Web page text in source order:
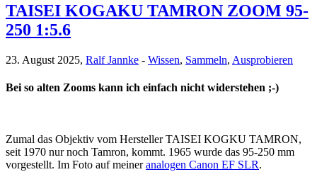
TAISEI KOGAKU TAMRON ZOOM 95-
250 1:5.6
23. August 2025, Ralf Jannke - Wissen, Sammeln, Ausprobieren
Bei so alten Zooms kann ich einfach nicht widerstehen ;-)
Zumal das Objektiv vom Hersteller TAISEI KOGKU TAMRON,
seit 1970 nur noch Tamron, kommt. 1965 wurde das 95-250 mm
vorgestellt. Im Foto auf meineranalogen Canon EF SLR.